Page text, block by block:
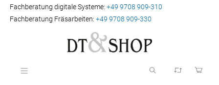
Fachberatung digitale Systeme: +49 9708 909-310
Fachberatung Fräsarbeiten: +49 9708 909-330